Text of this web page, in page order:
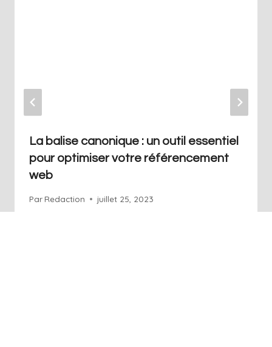
La balise canonique : un outil essentiel
pour optimiser votre référencement
web
Par Redaction juillet 25, 2023